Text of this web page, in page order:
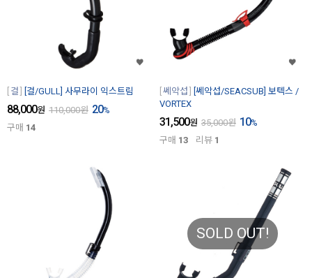
걸 [걸/GULL] 사무라이 익스트림
88,000원 110,000원 20%
구매 14
쎄악섭
[쎄악섭/SEACSUB] 보텍스 /
VORTEX
31,500원 35,000원 10%
구매 13 리뷰 1
SOLD OUT!